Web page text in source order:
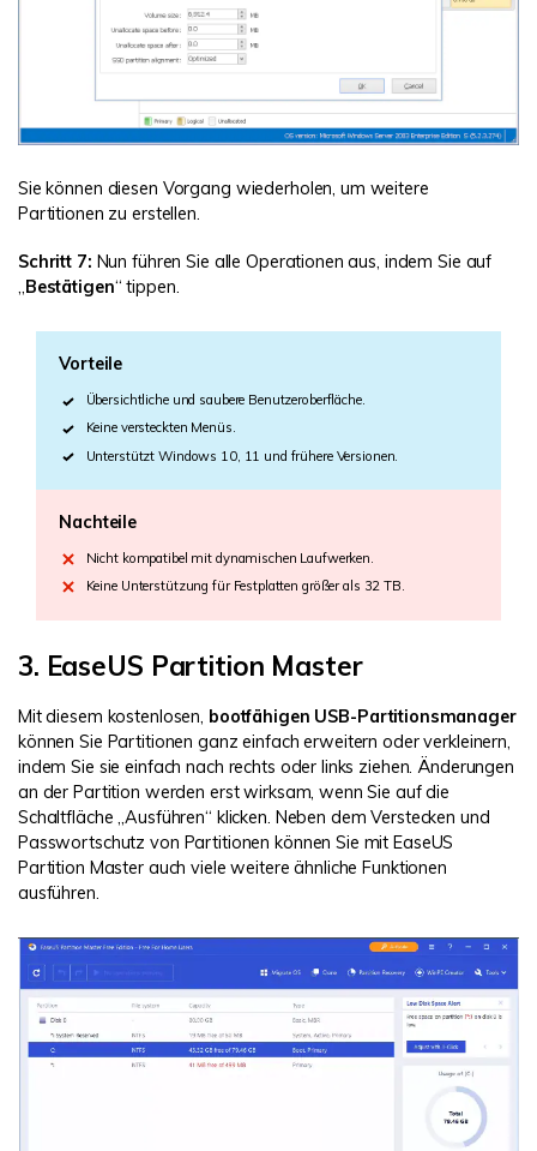
Sie können diesen Vorgang wiederholen, um weitere
Partitionen zu erstellen.
Schritt 7: Nun führen Sie alle Operationen aus, indem Sie auf
„Bestätigen“ tippen.
Vorteile
Übersichtliche und saubere Benutzeroberfläche.
Keine versteckten Menüs.
Unterstützt Windows 10, 11 und frühere Versionen.
Nachteile
Nicht kompatibel mit dynamischen Laufwerken.
Keine Unterstützung für Festplatten größer als 32 TB.
3. EaseUS Partition Master
Mit diesem kostenlosen, bootfähigen USB-Partitionsmanager
können Sie Partitionen ganz einfach erweitern oder verkleinern,
indem Sie sie einfach nach rechts oder links ziehen. Änderungen
an der Partition werden erst wirksam, wenn Sie auf die
Schaltfläche „Ausführen“ klicken. Neben dem Verstecken und
Passwortschutz von Partitionen können Sie mit EaseUS
Partition Master auch viele weitere ähnliche Funktionen
ausführen.